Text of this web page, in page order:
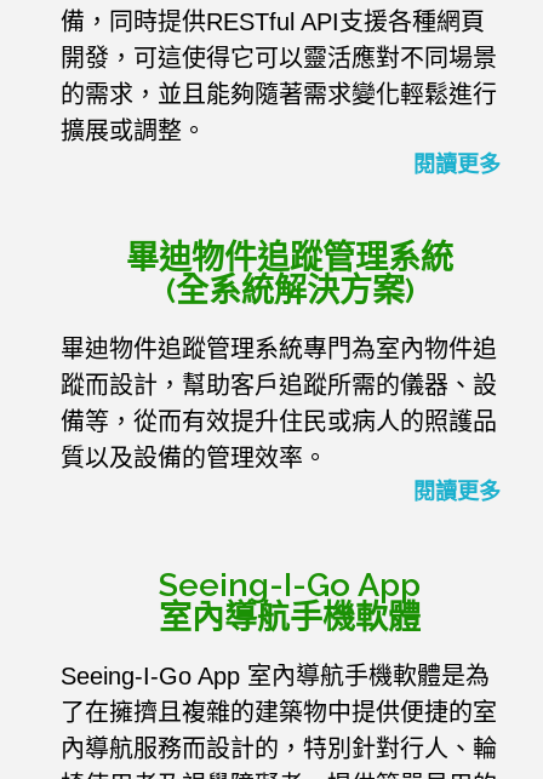
備，同時提供RESTful API支援各種網頁
開發，可這使得它可以靈活應對不同場景
的需求，並且能夠隨著需求變化輕鬆進行
擴展或調整。
閱讀更多
畢迪物件追蹤管理系統
(全系統解決方案)
畢迪物件追蹤管理系統專門為室內物件追
蹤而設計，幫助客戶追蹤所需的儀器、設
備等，從而有效提升住民或病人的照護品
質以及設備的管理效率。
閱讀更多
Seeing-I-Go App
室內導航手機軟體
Seeing-I-Go App 室內導航手機軟體是為
了在擁擠且複雜的建築物中提供便捷的室
內導航服務而設計的，特別針對行人、輪